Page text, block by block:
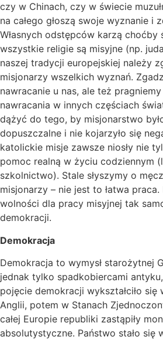
czy w Chinach, czy w świecie
na całego głoszą swoje wyznanie i
Własnych odstępców karzą choćby
wszystkie religie są misyjne (np.
naszej tradycji europejskiej należy
misjonarzy wszelkich wyznań.
nawracanie u nas, ale też
nawracania w innych częściach
dążyć do tego, by misjonarstwo
dopuszczalne i nie kojarzyło się
katolickie misje zawsze niosły nie
pomoc realną w życiu codziennym
szkolnictwo). Stale słyszymy o
misjonarzy – nie jest to łatwa
wolności dla pracy misyjnej tak
demokracji.
Demokracja
Demokracja to wymysł starożytnej
jednak tylko spadkobiercami
pojęcie demokracji wykształciło się
Anglii, potem w Stanach
całej Europie republiki zastąpiły
absolutystyczne. Państwo stało się